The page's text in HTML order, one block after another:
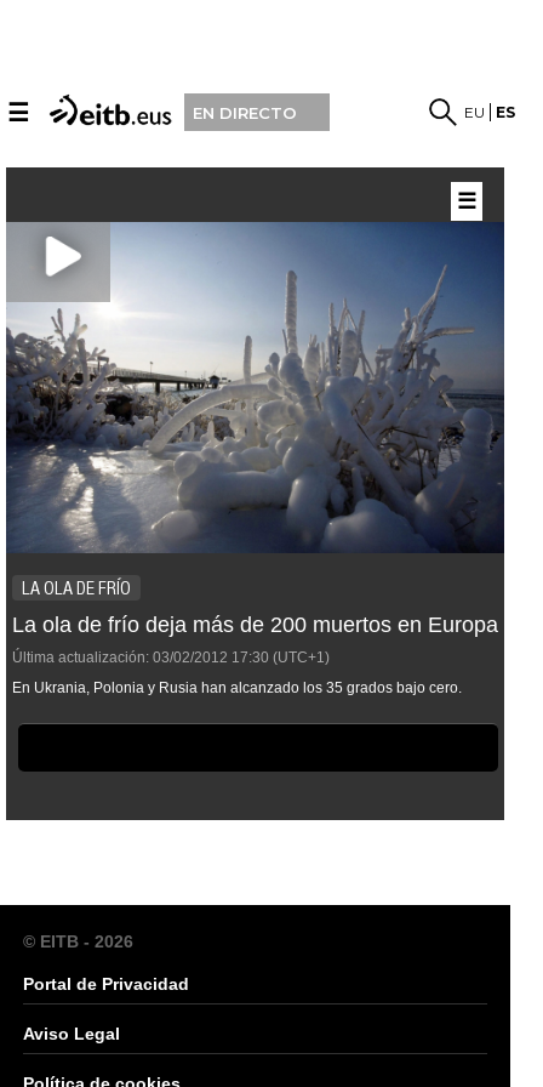
☰ EN DIRECTO EU ES
LA OLA DE FRÍO
La ola de frío deja más de 200 muertos en Europa
Última actualización: 03/02/2012 17:30 (UTC+1)
En Ukrania, Polonia y Rusia han alcanzado los 35 grados bajo cero.
☰
© EITB - 2026
Portal de Privacidad
Aviso Legal